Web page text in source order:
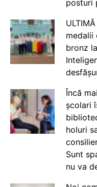
posturi
medalii
bronz
Încă
școlari
holuri
Sunt
nu va